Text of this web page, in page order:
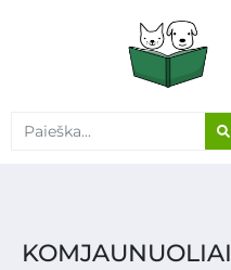
KOMJAUNUOLIAI